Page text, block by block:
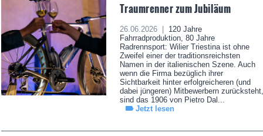
Traumrenner zum Jubiläum
26.06.2026 |
120 Jahre
Fahrradproduktion, 80 Jahre
Radrennsport: Wilier Triestina ist ohne
Zweifel einer der traditionsreichsten
Namen in der italienischen Szene. Auch
wenn die Firma bezüglich ihrer
Sichtbarkeit hinter erfolgreicheren (und
dabei jüngeren) Mitbewerbern zurücksteht,
sind das 1906 von Pietro Dal...
Jetzt lesen